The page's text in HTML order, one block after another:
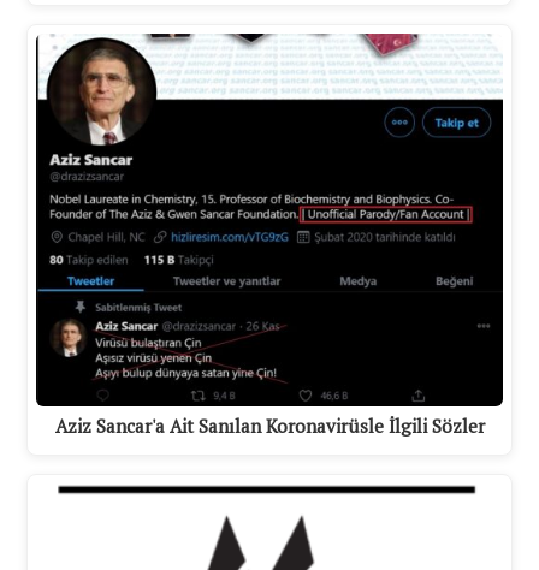
Aziz Sancar'a Ait Sanılan Koronavirüsle İlgili Sözler